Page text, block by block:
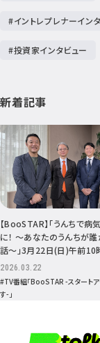
#イントレプレナーイン
#投資家インタビュー
新着記事
【BooSTAR】「うんちで病
に！ ～あなたのうんちが
話～」3月22日(日)午前10
2026.03.22
#TV番組「BooSTAR -スタートア
す-」